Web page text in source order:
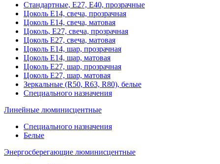
Стандартные, Е27, Е40, прозрачные
Цоколь Е14, свеча, прозрачная
Цоколь Е14, свеча, матовая
Цоколь, Е27, свеча, прозрачная
Цоколь Е27, свеча, матовая
Цоколь Е14, шар, прозрачная
Цоколь Е14, шар, матовая
Цоколь Е27, шар, прозрачная
Цоколь Е27, шар, матовая
Зеркальные (R50, R63, R80), белые
Специального назначения
Линейные люминисцентные
Специального назначения
Белые
Энергосберегающие люминисцентные